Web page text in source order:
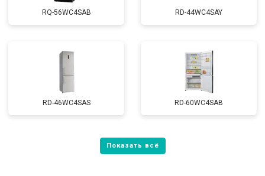
RQ-56WC4SAB RD-44WC4SAY
RD-46WC4SAS RD-60WC4SAB